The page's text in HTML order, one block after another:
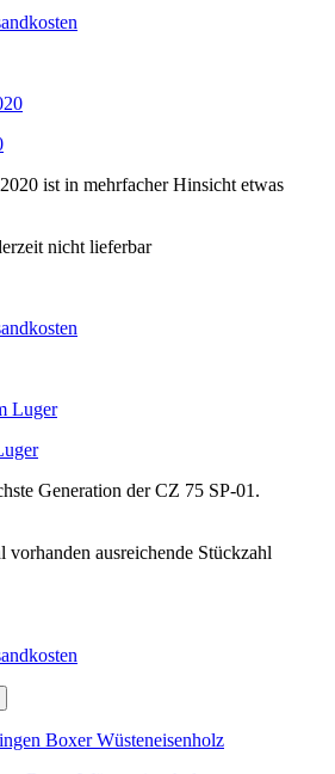
ist in mehrfacher Hinsicht etwas
nicht lieferbar
Generation der CZ 75 SP-01.
ausreichende Stückzahl